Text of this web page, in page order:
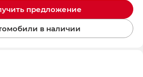
предложение
в наличии